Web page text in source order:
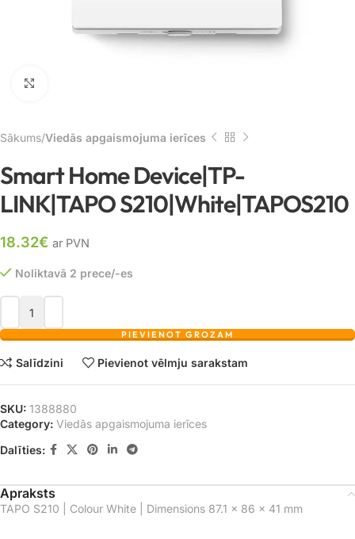
Sākums Viedās apgaismojuma ierīces
Smart Home Device|TP-
LINK|TAPO S210|White|TAPOS210
18.32€ ar PVN
Noliktavā 2 prece/-es
PIEVIENOT GROZAM
Salīdzini Pievienot vēlmju sarakstam
SKU: 1388880
Category: Viedās apgaismojuma ierīces
Dalīties:
Apraksts
TAPO S210 | Colour White | Dimensions 87.1 × 86 × 41 mm